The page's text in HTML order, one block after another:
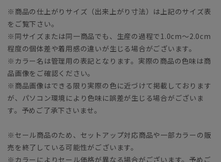
※商品の仕上がりサイズ（出来上がり寸法）は上記のサイズ表
をご覧下さい。
※同サイズまたは同一商品でも、生産の過程で1.0cm～2.0cm
程度の個体差や着用感の違いが生じる場合がございます。
※カラー名は管理用の表記となります。実際の商品の色味は商
品画像をご確認ください。
※商品画像はできる限り実際の色に近づけて掲載しております
が、パソコン環境により色味に誤差が生じる場合がございま
す。予めご了承下さいませ。
※セール商品のため、セットアップ対応商品や一部カラーの販
売を終了している可能性がございます。
※カラーによりセール価格が異なる場合がございます。予めご